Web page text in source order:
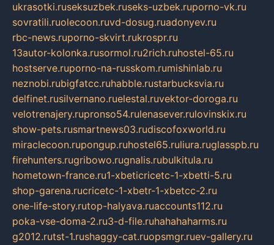
ukrasotki.ruseksuzbek.ruseks-uzbek.ruporno-vk.ru
sovratili.ruolecoon.ruvd-dosug.ruadonyev.ru
rbc-news.ruporno-skvirt.rukrospr.ru
13autor-kolonka.rusormol.ru2rich.ruhostel-65.ru
hostserve.ruporno-na-russkom.rumishinlab.ru
neznobi.rubigfatcc.ruhabble.rustarbucksvia.ru
delfinet.rusilvernano.ruelestal.ruvektor-doroga.ru
velotrenajery.rupronso54.rulenasever.rulovinskix.ru
show-pets.rusmartnews03.rudiscofoxworld.ru
miraclecoon.rupongup.ruhostel65.ruliura.ruglasspb.ru
firehunters.rugribowo.rugnalis.rubulkitula.ru
hometown-france.ru1-xbeticricetc-1-xbetti-5.ru
shop-garena.rucricetc-1-xbetr-1-xbetcc-2.ru
one-life-story.rutop-halyava.ruaccounts112.ru
poka-vse-doma-2.ru3-d-file.ruhahahaharms.ru
g2012.rutst-1.rushaggy-cat.ruopsmgr.ruev-gallery.ru